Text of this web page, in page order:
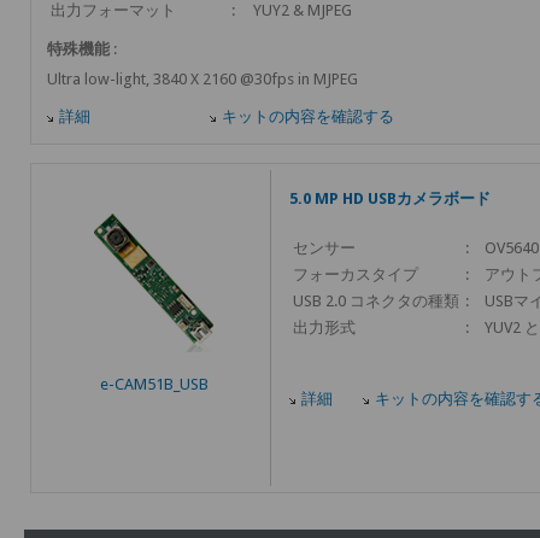
出力フォーマット
: YUY2 & MJPEG
特殊機能 :
Ultra low-light, 3840 X 2160 @30fps in MJPEG
詳細 キットの内容を確認する
e-CAM51B_USB
5.0 MP HD USBカメラボード
センサー :
OV5640
フォーカスタイプ
:
アウト
USB 2.0 コネクタの種類 :
USBマ
出力形式
: YUV2
詳細 キットの内容を確認す